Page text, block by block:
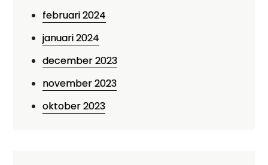
februari 2024
januari 2024
december 2023
november 2023
oktober 2023